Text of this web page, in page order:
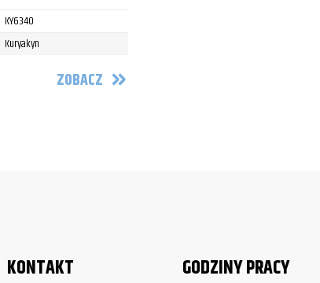
KY6340
Kuryakyn
ZOBACZ
KONTAKT GODZINY PRACY